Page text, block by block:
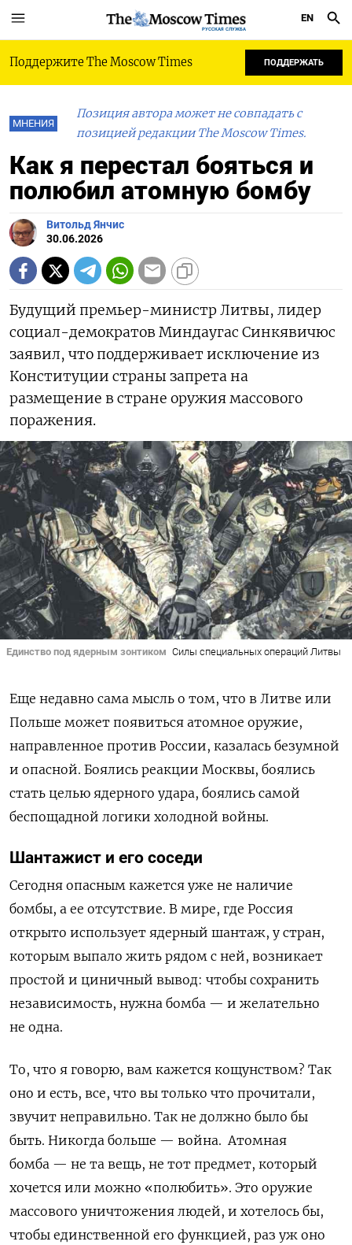
РУССКАЯ СЛУЖБА
EN
Поддержите The Moscow Times ПОДДЕРЖАТЬ
МНЕНИЯ
Позиция автора может не совпадать с
позицией редакции The Moscow Times.
Как я перестал бояться и
полюбил атомную бомбу
Витольд Янчис
30.06.2026
Будущий премьер-министр Литвы, лидер
социал-демократов Миндаугас Синкявичюс
заявил, что поддерживает исключение из
Конституции страны запрета на
размещение в стране оружия массового
поражения.
Единство под ядерным зонтиком Силы специальных операций Литвы
Еще недавно сама мысль о том, что в Литве или
Польше может появиться атомное оружие,
направленное против России, казалась безумной
и опасной. Боялись реакции Москвы, боялись
стать целью ядерного удара, боялись самой
беспощадной логики холодной войны.
Шантажист и его соседи
Сегодня опасным кажется уже не наличие
бомбы, а ее отсутствие. В мире, где Россия
открыто использует ядерный шантаж, у стран,
которым выпало жить рядом с ней, возникает
простой и циничный вывод: чтобы сохранить
независимость, нужна бомба — и желательно
не одна.
То, что я говорю, вам кажется кощунством? Так
оно и есть, все, что вы только что прочитали,
звучит неправильно. Так не должно было бы
быть. Никогда больше — война. Атомная
бомба — не та вещь, не тот предмет, который
хочется или можно «полюбить». Это оружие
массового уничтожения людей, и хотелось бы,
чтобы единственной его функцией, раз уж оно